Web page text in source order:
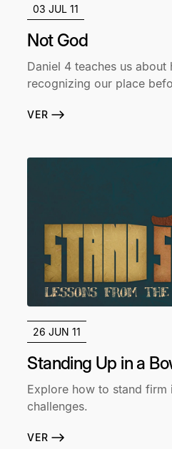
03 JUL 11
Not God
Daniel 4 teaches us about
recognizing our place
VER
26 JUN 11
Standing Up in a
Explore how to stand
challenges.
VER